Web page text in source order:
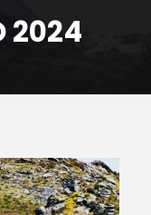
2024